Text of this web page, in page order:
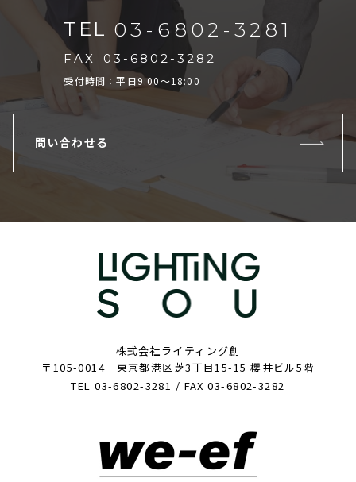
TEL 03-6802-3281
FAX 03-6802-3282
受付時間：平日9:00～18:00
問い合わせる
株式会社ライティング創
〒105-0014 東京都港区芝3丁目15-15 櫻井ビル5階
TEL 03-6802-3281 / FAX 03-6802-3282